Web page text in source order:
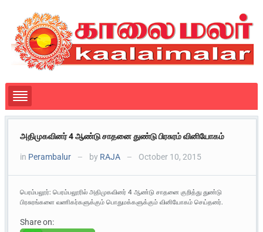
அதிமுகவினர் 4 ஆண்டு சாதனை துண்டு பிரசுரம் வினியோகம்
in Perambalur — by RAJA — October 10, 2015
பெரம்பலூர்: பெரம்பலூரில் அதிமுகவினர் 4 ஆண்டு சாதனை குறித்து துண்டு
பிரசுரங்களை வணிகர்களுக்கும் பொதுமக்களுக்கும் வினியோகம் செய்தனர்.
Share on: